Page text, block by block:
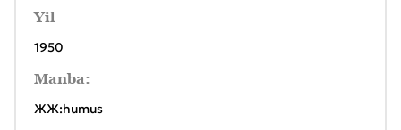
Yil
1950
Manba:
ЖЖ:humus